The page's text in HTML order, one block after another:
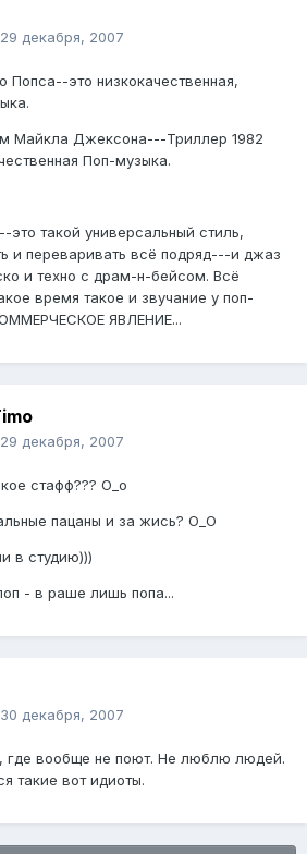
29 декабря, 2007
Попса--это низкокачественная,
Майкла Джексона---Триллер 1982
Поп-музыка.
такой универсальный стиль,
и переваривать всё подряд---и джаз
и техно с драм-н-бейсом. Всё
время такое и звучание у поп-
ЯВЛЕНИЕ...
29 декабря, 2007
стафф??? О_о
пацаны и за жись? О_О
в студию)))
- в раше лишь попа...
30 декабря, 2007
где вообще не поют. Не люблю людей.
такие вот идиоты.